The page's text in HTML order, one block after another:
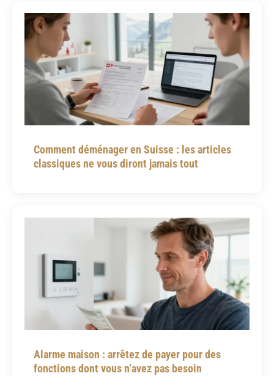
Comment déménager en Suisse : les articles
classiques ne vous diront jamais tout
Alarme maison : arrêtez de payer pour des
fonctions dont vous n’avez pas besoin